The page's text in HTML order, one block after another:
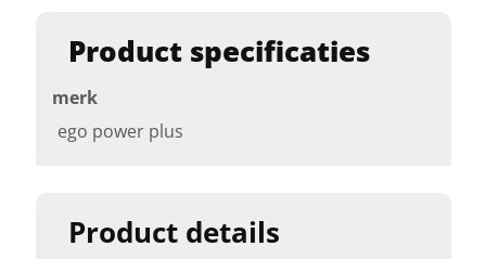
Product details
Product specificaties
merk
ego power plus